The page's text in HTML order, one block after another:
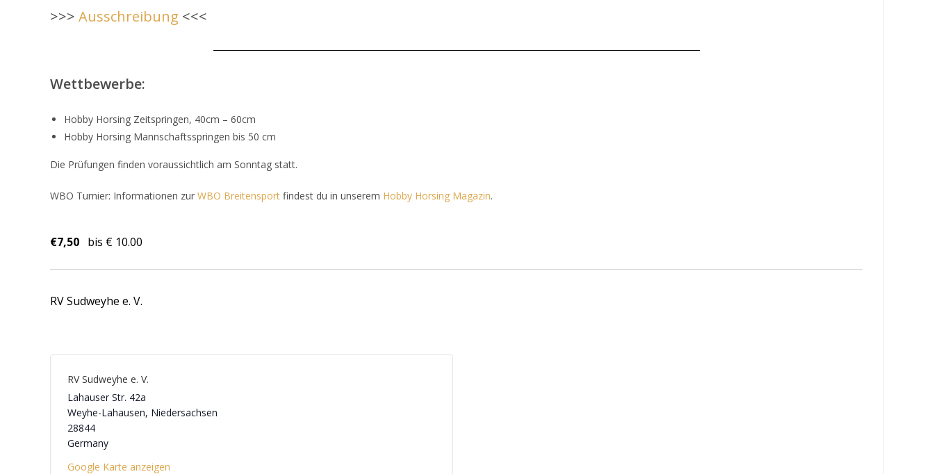
>>> Ausschreibung <<<
Wettbewerbe:
Hobby Horsing Zeitspringen, 40cm – 60cm
Hobby Horsing Mannschaftsspringen bis 50 cm
Die Prüfungen finden voraussichtlich am Sonntag statt.
WBO Turnier: Informationen zur WBO Breitensport findest du in unserem Hobby Horsing Magazin.
€7,50 bis € 10.00
RV Sudweyhe e. V.
RV Sudweyhe e. V.
Lahauser Str. 42a
Weyhe-Lahausen, Niedersachsen
28844
Germany
Google Karte anzeigen